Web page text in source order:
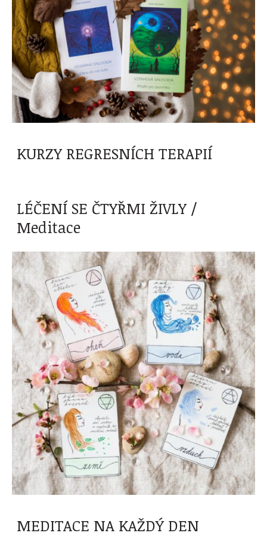
KURZY REGRESNÍCH TERAPIÍ
LÉČENÍ SE ČTYŘMI ŽIVLY /
Meditace
MEDITACE NA KAŽDÝ DEN